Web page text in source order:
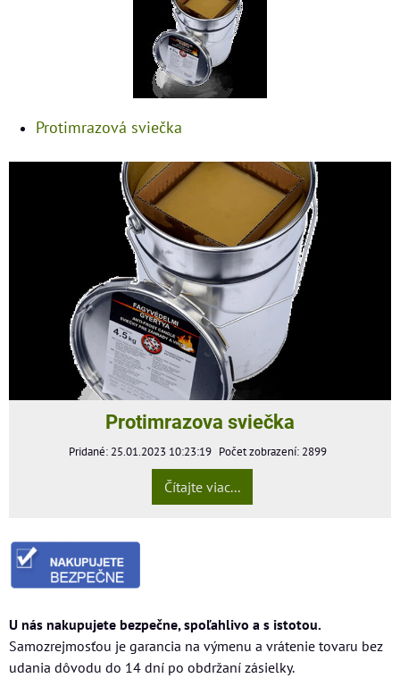
Protimrazová sviečka
Protimrazova sviečka
Pridané: 25.01.2023 10:23:19 Počet zobrazení: 2899
Čítajte viac...
U nás nakupujete bezpečne, spoľahlivo a s istotou.
Samozrejmosťou je garancia na výmenu a vrátenie tovaru bez
udania dôvodu do 14 dní po obdržaní zásielky.